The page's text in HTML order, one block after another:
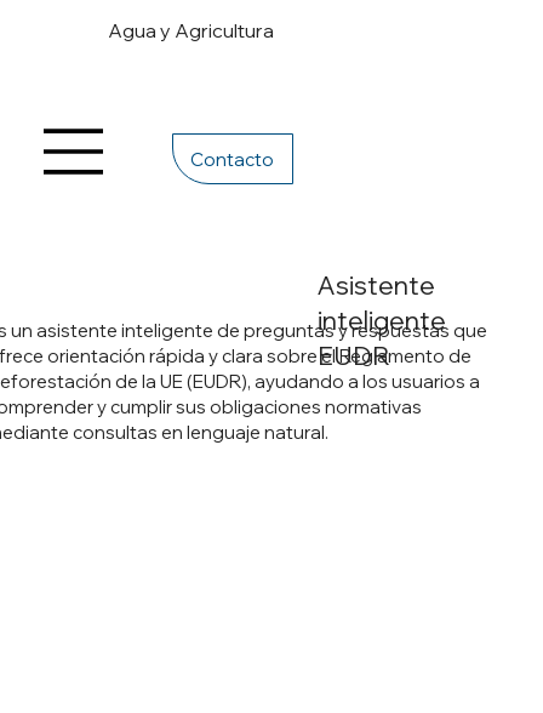
Agua y Agricultura
Contacto
Asistente
inteligente
EUDR
un asistente inteligente de preguntas y respuestas que
orientación rápida y clara sobre el Reglamento de
de la UE (EUDR), ayudando a los usuarios a
y cumplir sus obligaciones normativas
consultas en lenguaje natural.